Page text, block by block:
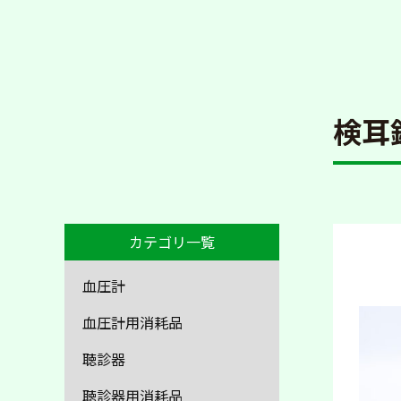
検耳
カテゴリ一覧
血圧計
血圧計用消耗品
聴診器
聴診器用消耗品